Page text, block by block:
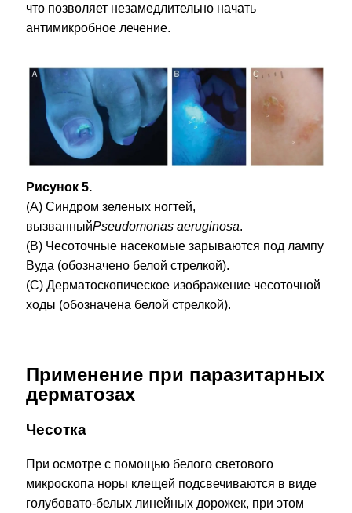
что позволяет незамедлительно начать
антимикробное лечение.
Рисунок 5.
(А) Синдром зеленых ногтей,
вызванныйPseudomonas aeruginosa.
(B) Чесоточные насекомые зарываются под лампу
Вуда (обозначено белой стрелкой).
(C) Дерматоскопическое изображение чесоточной
ходы (обозначена белой стрелкой).
Применение при паразитарных
дерматозах
Чесотка
При осмотре с помощью белого светового
микроскопа норы клещей подсвечиваются в виде
голубовато-белых линейных дорожек, при этом